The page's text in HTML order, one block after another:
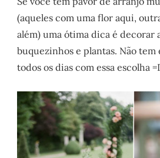
(aqueles com uma flor aqui,
além) uma ótima dica é decorar
buquezinhos e plantas. Não
todos os dias com essa escolha